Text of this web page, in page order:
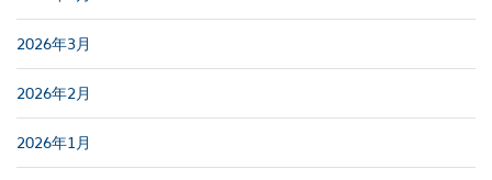
2026年3月
2026年2月
2026年1月